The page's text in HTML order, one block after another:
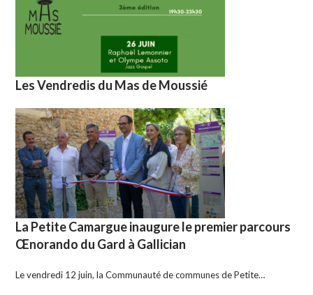
Les Vendredis du Mas de Moussié
La Petite Camargue inaugure le premier parcours
Œnorando du Gard à Gallician
Le vendredi 12 juin, la Communauté de communes de Petite…